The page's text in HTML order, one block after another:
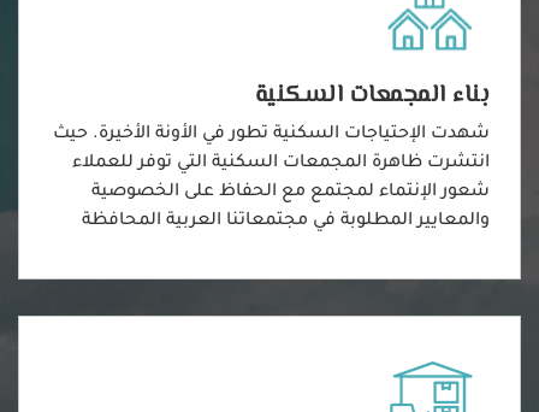
بناء المجمعات السكنية
شهدت الإحتياجات السكنية تطور في الأونة الأخيرة. حيث
انتشرت ظاهرة المجمعات السكنية التي توفر للعملاء
شعور الإنتماء لمجتمع مع الحفاظ على الخصوصية
والمعايير المطلوبة في مجتمعاتنا العربية المحافظة